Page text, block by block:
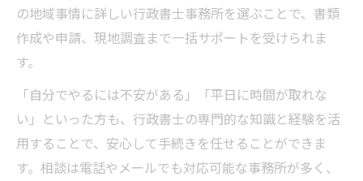
の地域事情に詳しい行政書士事務所を選ぶことで、書類
作成や申請、現地調査まで一括サポートを受けられま
す。
「自分でやるには不安がある」「平日に時間が取れな
い」といった方も、行政書士の専門的な知識と経験を活
用することで、安心して手続きを任せることができま
す。相談は電話やメールでも対応可能な事務所が多く、